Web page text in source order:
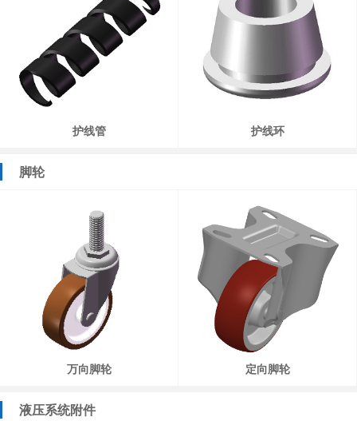
护线管 护线环
脚轮
万向脚轮 定向脚轮
液压系统附件